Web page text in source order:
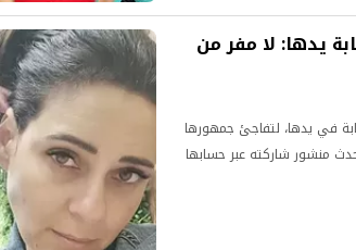
يدها: لا مفر من
في يدها، لتفاجئ جمهورها
منشور شاركته عبر حسابها